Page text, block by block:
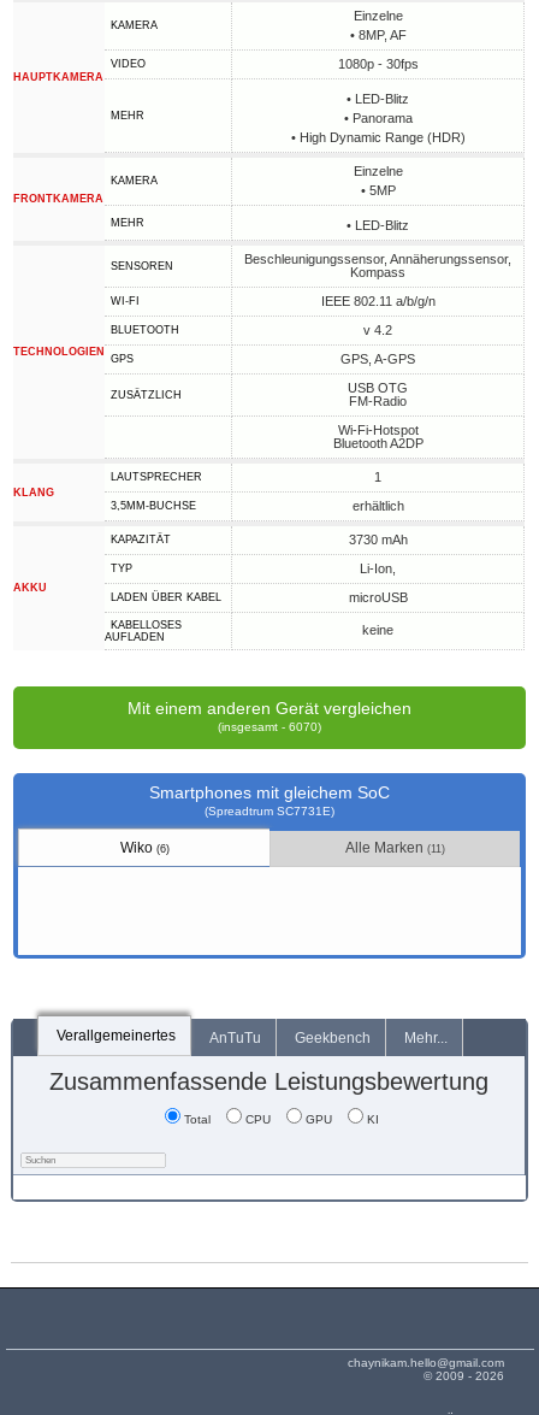
HAUPTKAMERA
KAMERA
Einzelne
• 8MP, AF
VIDEO 1080p - 30fps
MEHR
• LED-Blitz
• Panorama
• High Dynamic Range (HDR)
FRONTKAMERA
KAMERA
Einzelne
• 5MP
MEHR • LED-Blitz
TECHNOLOGIEN
SENSOREN
Beschleunigungssensor, Annäherungssensor,
Kompass
WI-FI IEEE 802.11 a/b/g/n
BLUETOOTH v 4.2
GPS GPS, A-GPS
ZUSÄTZLICH
USB OTG
FM-Radio
Wi-Fi-Hotspot
Bluetooth A2DP
KLANG
LAUTSPRECHER 1
3,5MM-BUCHSE erhältlich
AKKU
KAPAZITÄT 3730 mAh
TYP Li-Ion,
LADEN ÜBER KABEL microUSB
KABELLOSES
AUFLADEN
keine
Mit einem anderen Gerät vergleichen
(insgesamt - 6070)
Smartphones mit gleichem SoC
(Spreadtrum SC7731E)
Wiko (6) Alle Marken(11)
Verallgemeinertes AnTuTu Geekbench Mehr...
Zusammenfassende Leistungsbewertung
Total CPU GPU KI
chaynikam.hello@gmail.com
© 2009 - 2026